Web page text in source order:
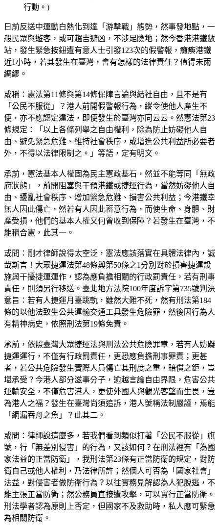
行動。)
日前反送中運動白熱化到達「游擊戰」態勢，然事發地點，一
般民眾與遊客，或可趨吉避凶，不涉足險地；然今香港港鐵數
站，發生緊急按鈕遭有意人士引發123次的假警報，癱瘓港鐵
近1小時，若其發生在臺灣，會有怎樣的法律責任？值得未雨
綢繆。
或稱：憲法第11條與第14條保障言論與結社自由，且不是有
「公民不服從」？港人前開假警報行為，縱令使他人產生不
便，亦不應認定違法，即便發生於臺灣亦同云云。然憲法第23
條規定：「以上各條列舉之自由權利，除為防止妨礙他人自
由、避免緊急危難、維持社會秩序，或增進公共利益所必要者
外，不得以法律限制之。」等語，定有明文。
承前，憲法基本人權固為民主憲政基石，然並不能等同「無政
府狀態」，前開阻塞與干預港鐵或捷運行為，當然妨礙他人自
由、擾亂社會秩序、增加緊急危難、損害公共利益；今港鐵幸
無人因此傷亡，然若有人因此蓄意行為，而使生命、身體、財
產受損，他們的基本人權又何曾收到保障？若發生在臺灣，不
能稱合憲，此其一。
或問：剛才律師說得太空泛，憲法應該落實在具體法律內，誠
哉斯言！大眾捷運法第48條與第50條之1分別對於損害捷運設
施與干擾捷運運作，認為應負擔相關的行政罰責任，若有刑事
責任，則須另行移送。臺北地方法院100年度訴字第735號判決
意旨：若有人捷運月臺跳軌，雖然大難不死，然有刑法第184
條的以他法致生公共運輸交通工具發生危險罪，然後因行為人
有精神病史，依照刑法第19條免責。
承前，依照臺灣大眾捷運法與刑法公共危險罪章，若有人妨礙
捷運運行，不僅有行政罰責任，更恐應負擔刑事罪責；更甚
者，若公共危險發生實際人員傷亡其刑度之重，賠償之鉅，豈
堪承受？今港人部分滋事分子，逾越言論自由界限，危害公共
運輸安全，不僅危害港人，更使外國人與觀光客望而生畏，豈
為港人之福？發生在臺灣尚須追訴，港人號稱法制嚴謹，焉能
「網漏吞舟之魚」？此其二。
或問：律師說這麼多，若我們看到類似打著「公民不服從」旗
號，行「無差別侵害」的行為，又該如何？在刑法裡有「為國
家法益的正當防衛」，我刑法第23條有正當防衛的規定，對防
衛自己或他人權利，乃法律所許；然個人可否為「國家社會」
法益，對侵害者做防衛行為？以往實務見解認為人犯脫逃，不
能主張正當防衛；然公務員直接遭攻擊，可以實行正當防衛。
刑法學者認為原則上否定，但國家不及救助時，私人應可緊急
為相關防衛。